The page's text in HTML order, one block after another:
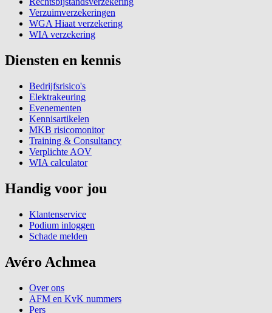
Verzuimverzekeringen
WGA Hiaat verzekering
WIA verzekering
Diensten en kennis
Bedrijfsrisico's
Elektrakeuring
Evenementen
Kennisartikelen
MKB risicomonitor
Training & Consultancy
Verplichte AOV
WIA calculator
Handig voor jou
Klantenservice
Podium inloggen
Schade melden
Avéro Achmea
Over ons
AFM en KvK nummers
Pers